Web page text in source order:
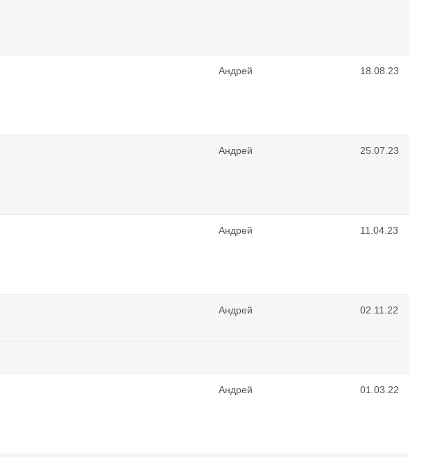
Андрей 18.08.23
Андрей 25.07.23
Андрей 11.04.23
Андрей 02.11.22
Андрей 01.03.22